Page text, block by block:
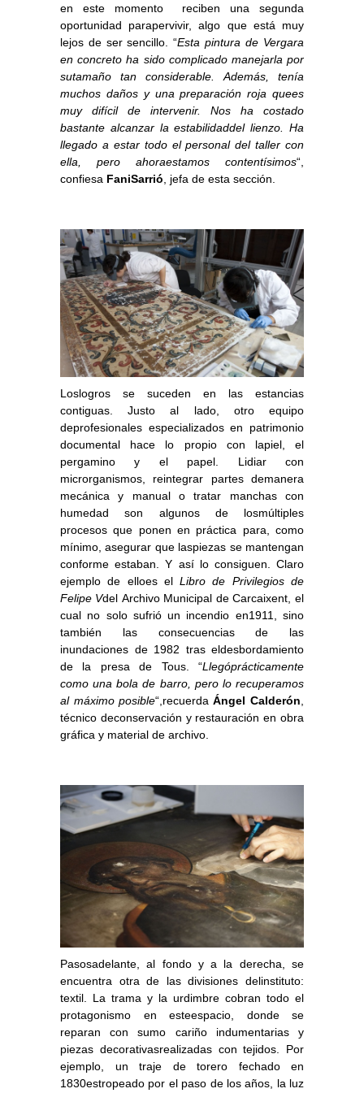
en este momento  reciben una segunda
oportunidad parapervivir, algo que está muy
lejos de ser sencillo. “Esta pintura de Vergara
en concreto ha sido complicado manejarla por
sutamaño tan considerable. Además, tenía
muchos daños y una preparación roja quees
muy difícil de intervenir. Nos ha costado
bastante alcanzar la estabilidaddel lienzo. Ha
llegado a estar todo el personal del taller con
ella, pero ahoraestamos contentísimos“,
confiesa FaniSarrió , jefa de esta sección.
Loslogros se suceden en las estancias
contiguas. Justo al lado, otro equipo
deprofesionales especializados en patrimonio
documental hace lo propio con lapiel, el
pergamino y el papel. Lidiar con
microrganismos, reintegrar partes demanera
mecánica y manual o tratar manchas con
humedad son algunos de losmúltiples
procesos que ponen en práctica para, como
mínimo, asegurar que laspiezas se mantengan
conforme estaban. Y así lo consiguen. Claro
ejemplo de elloes el Libro de Privilegios de
Felipe Vdel Archivo Municipal de Carcaixent, el
cual no solo sufrió un incendio en1911, sino
también las consecuencias de las
inundaciones de 1982 tras eldesbordamiento
de la presa de Tous. “Llegóprácticamente
como una bola de barro, pero lo recuperamos
al máximo posible“,recuerda Ángel Calderón
técnico deconservación y restauración en obra
gráfica y material de archivo.
Pasosadelante, al fondo y a la derecha, se
encuentra otra de las divisiones delinstituto:
textil. La trama y la urdimbre cobran todo el
protagonismo en esteespacio, donde se
reparan con sumo cariño indumentarias y
piezas decorativasrealizadas con tejidos. Por
ejemplo, un traje de torero fechado en
1830estropeado por el paso de los años, la luz